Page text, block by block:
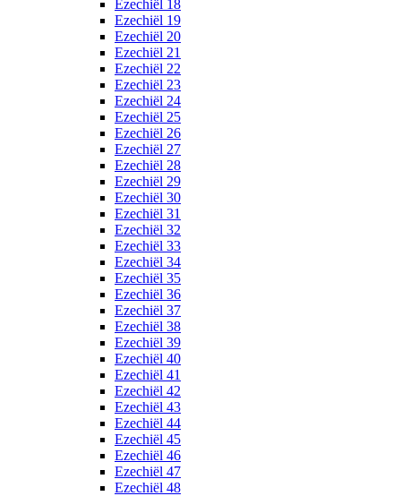
Ezechiël 18
Ezechiël 19
Ezechiël 20
Ezechiël 21
Ezechiël 22
Ezechiël 23
Ezechiël 24
Ezechiël 25
Ezechiël 26
Ezechiël 27
Ezechiël 28
Ezechiël 29
Ezechiël 30
Ezechiël 31
Ezechiël 32
Ezechiël 33
Ezechiël 34
Ezechiël 35
Ezechiël 36
Ezechiël 37
Ezechiël 38
Ezechiël 39
Ezechiël 40
Ezechiël 41
Ezechiël 42
Ezechiël 43
Ezechiël 44
Ezechiël 45
Ezechiël 46
Ezechiël 47
Ezechiël 48